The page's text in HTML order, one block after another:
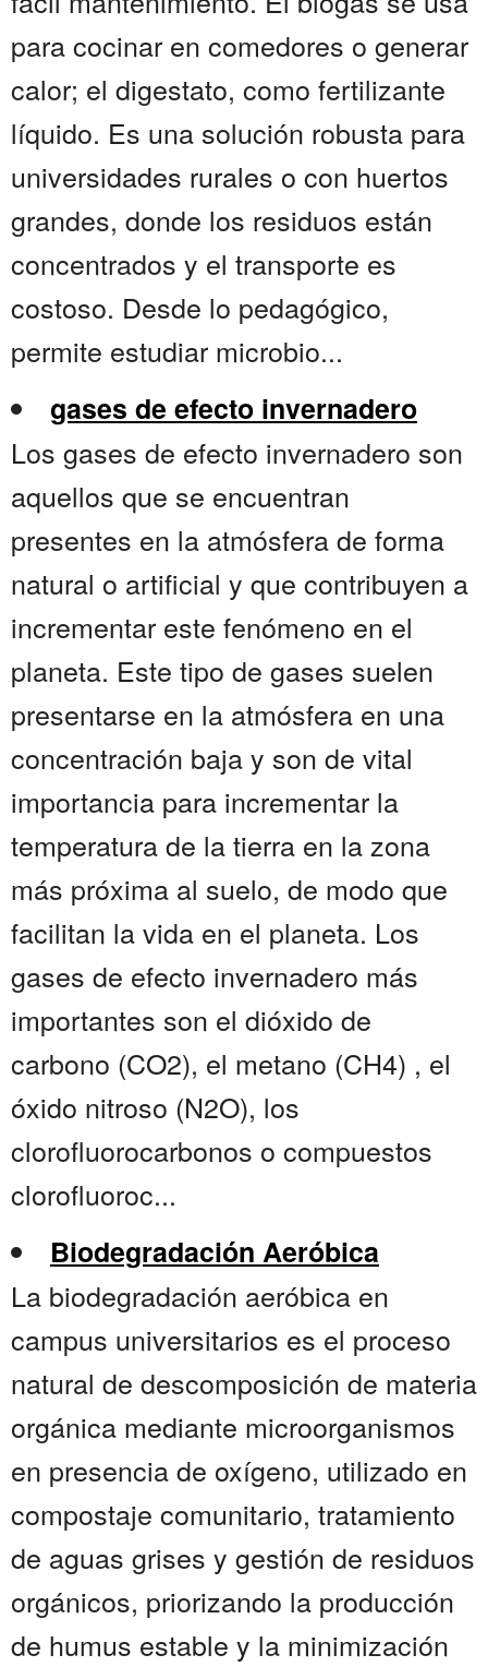
para cocinar en comedores o generar
calor; el digestato, como fertilizante
líquido. Es una solución robusta para
universidades rurales o con huertos
grandes, donde los residuos están
concentrados y el transporte es
costoso. Desde lo pedagógico,
permite estudiar microbio...
gases de efecto invernadero
Los gases de efecto invernadero son
aquellos que se encuentran
presentes en la atmósfera de forma
natural o artificial y que contribuyen a
incrementar este fenómeno en el
planeta. Este tipo de gases suelen
presentarse en la atmósfera en una
concentración baja y son de vital
importancia para incrementar la
temperatura de la tierra en la zona
más próxima al suelo, de modo que
facilitan la vida en el planeta. Los
gases de efecto invernadero más
importantes son el dióxido de
carbono (CO2), el metano (CH4) , el
óxido nitroso (N2O), los
clorofluorocarbonos o compuestos
clorofluoroc...
Biodegradación Aeróbica
La biodegradación aeróbica en
campus universitarios es el proceso
natural de descomposición de materia
orgánica mediante microorganismos
en presencia de oxígeno, utilizado en
compostaje comunitario, tratamiento
de aguas grises y gestión de residuos
orgánicos, priorizando la producción
de humus estable y la minimización